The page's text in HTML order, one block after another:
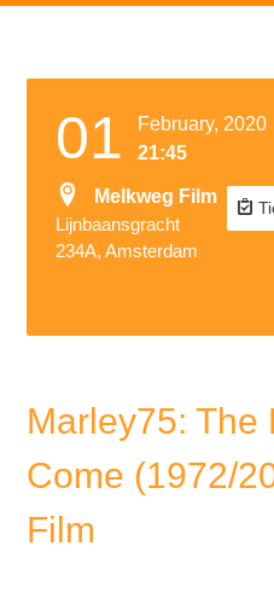
01
February, 2020
21:45
Melkweg Film
Lijnbaansgracht
234A, Amsterdam
Marley75: The
Come (1972/
Film